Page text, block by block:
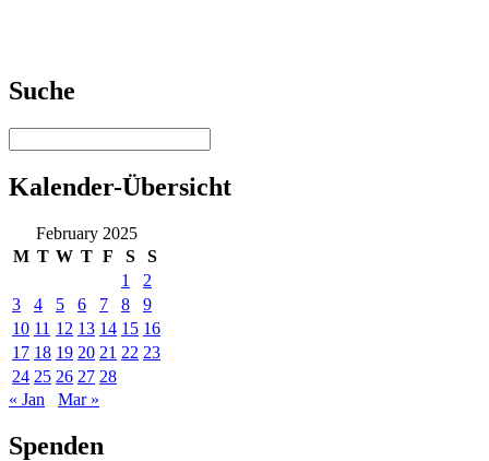
Suche
Kalender-Übersicht
February 2025
M T W T F S
S
1
2
3
4 5 6 7 8
9
10 11 12 13 14 15 16
17 18 19 20 21 22 23
24 25 26 27 28
« Jan
Mar »
Spenden